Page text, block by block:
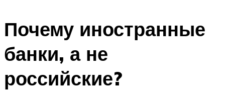
Почему иностранные
банки, а не
российские?